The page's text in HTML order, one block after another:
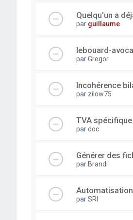
Quelqu'un a
par guillaume
lebouard-
parGregor
Incohérence
par zilow75
TVA
pardoc
Générer des
par Brandi
parSRI